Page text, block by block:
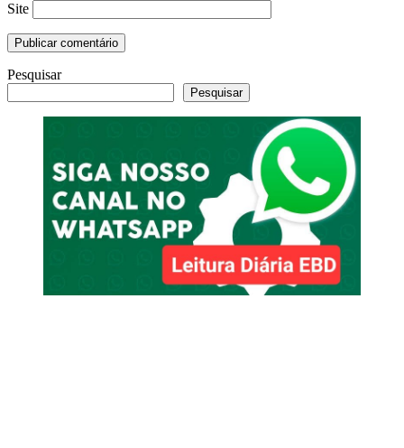
Site
Pesquisar
Pesquisar